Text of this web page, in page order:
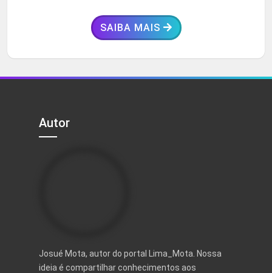
SAIBA MAIS
Autor
Josué Mota, autor do portal Lima_Mota. Nossa
ideia é compartilhar conhecimentos aos